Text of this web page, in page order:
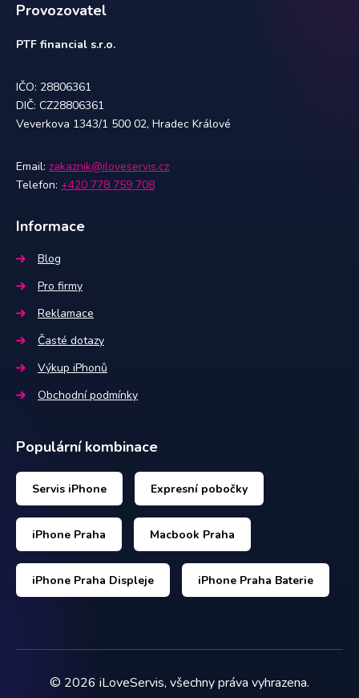
Provozovatel
PTF financial s.r.o.
IČO: 28806361
DIČ: CZ28806361
Veverkova 1343/1 500 02, Hradec Králové
Email: zakaznik@iloveservis.cz
Telefon: +420 778 759 708
Informace
Blog
Pro firmy
Reklamace
Časté dotazy
Výkup iPhonů
Obchodní podmínky
Populární kombinace
Servis iPhone Expresní pobočky
iPhone Praha Macbook Praha
iPhone Praha Displeje iPhone Praha Baterie
© 2026 iLoveServis, všechny práva vyhrazena.